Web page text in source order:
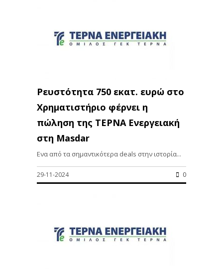
Ρευστότητα 750 εκατ. ευρώ στο
Χρηματιστήριο φέρνει η
πώληση της ΤΕΡΝΑ Ενεργειακή
στη Masdar
Ενα από τα σημαντικότερα deals στην ιστορία...
29-11-2024 0